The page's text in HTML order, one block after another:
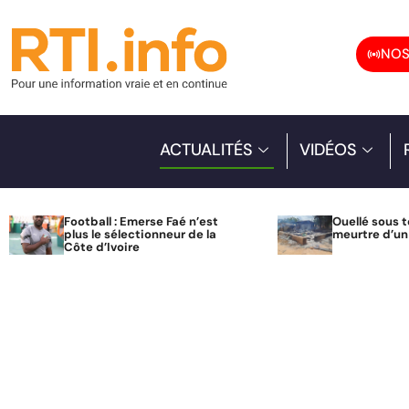
ACTUALITÉS VIDÉOS
Football : Emerse Faé n’est
plus le sélectionneur de la
Côte d’Ivoire
Ouellé sous
meurtre